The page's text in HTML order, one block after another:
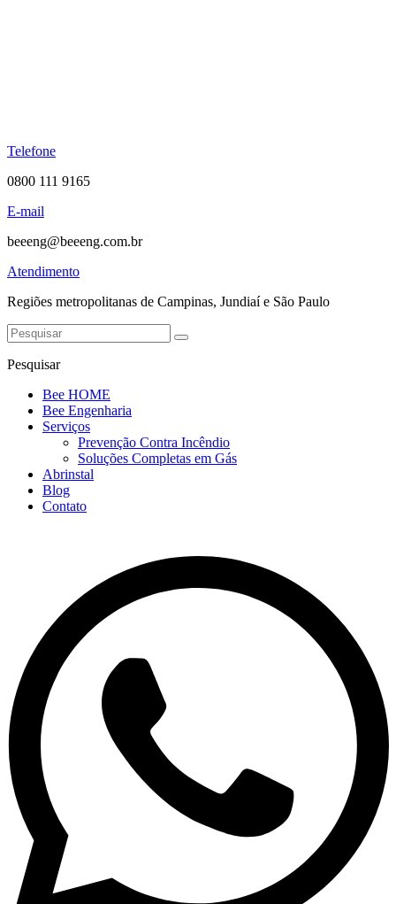
Telefone
0800 111 9165
E-mail
beeeng@beeeng.com.br
Atendimento
Regiões metropolitanas de Campinas, Jundiaí e São Paulo
Pesquisar
Bee HOME
Bee Engenharia
Serviços
Prevenção Contra Incêndio
Soluções Completas em Gás
Abrinstal
Blog
Contato